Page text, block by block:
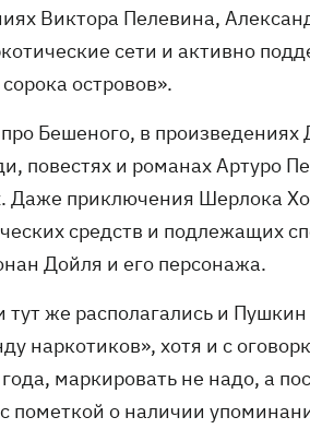
Виктора Пелевина,
сети и активно
островов».
Бешеного, в
повестях и романах Артуро
Даже приключения Шерлока
средств и подлежащих
Дойля и его персонажа.
же располагались и Пушкин
наркотиков», хотя и с
маркировать не надо, а
пометкой о наличии